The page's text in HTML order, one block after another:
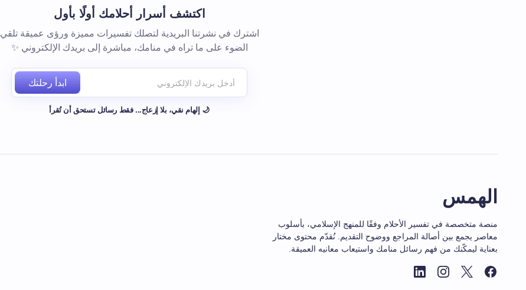
اكتشف أسرار أحلامك أولًا بأول
اشترك في نشرتنا البريدية لتصلك تفسيرات مميزة ورؤى عميقة تلقي
الضوء على ما تراه في منامك، مباشرة إلى بريدك الإلكتروني ✨
ابدأ رحلتك
🌙 إلهام نقي، بلا إزعاج... فقط رسائل تستحق أن تُقرأ
الهمس
منصة متخصصة في تفسير الأحلام وفقًا للمنهج الإسلامي، بأسلوب
معاصر يجمع بين أصالة المراجع ووضوح التقديم. نُقدّم محتوى مختار
بعناية ليمكّنك من فهم رسائل منامك واستيعاب معانيه العميقة.